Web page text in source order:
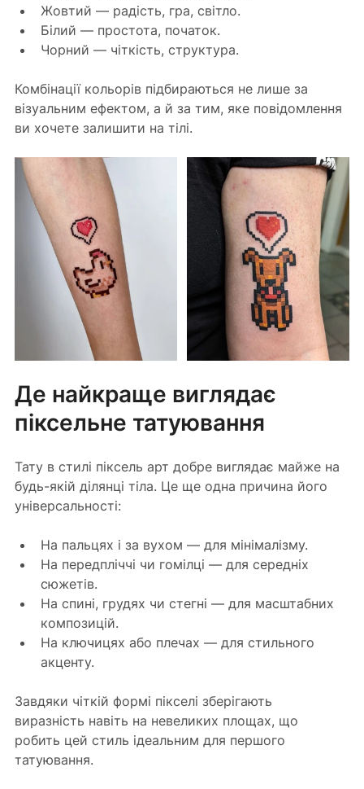
Жовтий — радість, гра, світло.
Білий — простота, початок.
Чорний — чіткість, структура.
Комбінації кольорів підбираються не лише за
візуальним ефектом, а й за тим, яке повідомлення
ви хочете залишити на тілі.
Де найкраще виглядає
піксельне татуювання
Тату в стилі піксель арт добре виглядає майже на
будь-якій ділянці тіла. Це ще одна причина його
універсальності:
На пальцях і за вухом — для мінімалізму.
На передпліччі чи гомілці — для середніх
сюжетів.
На спині, грудях чи стегні — для масштабних
композицій.
На ключицях або плечах — для стильного
акценту.
Завдяки чіткій формі пікселі зберігають
виразність навіть на невеликих площах, що
робить цей стиль ідеальним для першого
татуювання.